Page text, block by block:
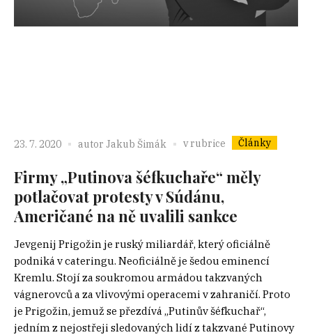
23. 7. 2020 autor Jakub Šimák v rubrice Články
Firmy „Putinova šéfkuchaře“ měly
potlačovat protesty v Súdánu,
Američané na ně uvalili sankce
Jevgenij Prigožin je ruský miliardář, který oficiálně
podniká v cateringu. Neoficiálně je šedou eminencí
Kremlu. Stojí za soukromou armádou takzvaných
vágnerovců a za vlivovými operacemi v zahraničí. Proto
je Prigožin, jemuž se přezdívá „Putinův šéfkuchař“,
jedním z nejostřeji sledovaných lidí z takzvané Putinovy